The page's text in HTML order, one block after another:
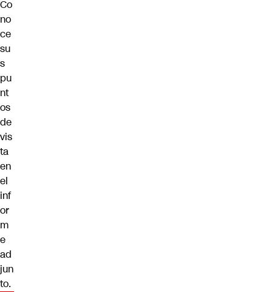
Co
no
ce
su
s
pu
nt
os
de
vis
ta
en
el
inf
or
m
e
ad
jun
to.